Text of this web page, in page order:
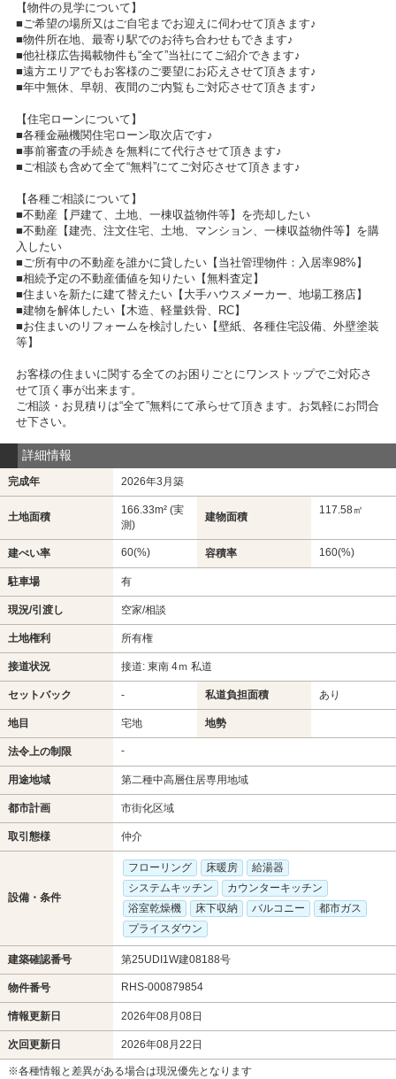
【物件の見学について】
■ご希望の場所又はご自宅までお迎えに伺わせて頂きます♪
■物件所在地、最寄り駅でのお待ち合わせもできます♪
■他社様広告掲載物件も“全て”当社にてご紹介できます♪
■遠方エリアでもお客様のご要望にお応えさせて頂きます♪
■年中無休、早朝、夜間のご内覧もご対応させて頂きます♪
【住宅ローンについて】
■各種金融機関住宅ローン取次店です♪
■事前審査の手続きを無料にて代行させて頂きます♪
■ご相談も含めて全て“無料”にてご対応させて頂きます♪
【各種ご相談について】
■不動産【戸建て、土地、一棟収益物件等】を売却したい
■不動産【建売、注文住宅、土地、マンション、一棟収益物件等】を購
入したい
■ご所有中の不動産を誰かに貸したい【当社管理物件：入居率98%】
■相続予定の不動産価値を知りたい【無料査定】
■住まいを新たに建て替えたい【大手ハウスメーカー、地場工務店】
■建物を解体したい【木造、軽量鉄骨、RC】
■お住まいのリフォームを検討したい【壁紙、各種住宅設備、外壁塗装
等】
お客様の住まいに関する全てのお困りごとにワンストップでご対応さ
せて頂く事が出来ます。
ご相談・お見積りは“全て”無料にて承らせて頂きます。お気軽にお問合
せ下さい。
詳細情報
完成年 2026年3月築
土地面積
166.33m² (実
測)
建物面積
117.58㎡
建ぺい率 60(%) 容積率 160(%)
駐車場 有
現況/引渡し 空家/相談
土地権利 所有権
接道状況 接道: 東南 4ｍ 私道
セットバック - 私道負担面積 あり
地目 宅地 地勢
法令上の制限 -
用途地域 第二種中高層住居専用地域
都市計画 市街化区域
取引態様 仲介
設備・条件
フローリング 床暖房
給湯器
システムキッチン
カウンターキッチン
浴室乾燥機
床下収納 バルコニー
都市ガス
プライスダウン
建築確認番号 第25UDI1W建08188号
物件番号 RHS-000879854
情報更新日 2026年08月08日
次回更新日 2026年08月22日
※各種情報と差異がある場合は現況優先となります